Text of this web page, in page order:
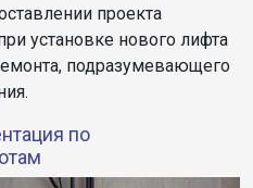
проекта
установке нового лифта
подразумевающего
по